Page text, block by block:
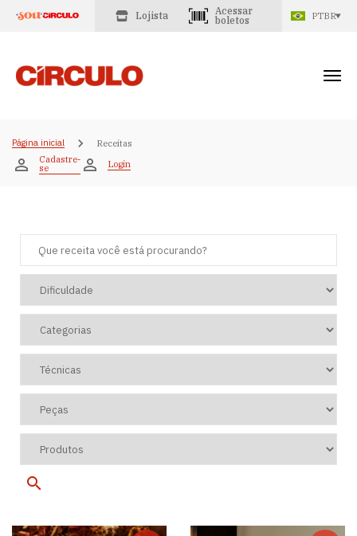
Lojista
Acessar
boletos
PTBR
Página inicial
Receitas
Cadastre-
se Login